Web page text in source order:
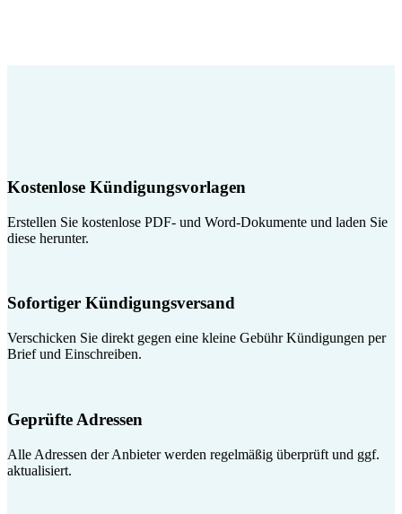
Kostenlose Kündigungsvorlagen
Erstellen Sie kostenlose PDF- und Word-Dokumente und laden Sie
diese herunter.
Sofortiger Kündigungsversand
Verschicken Sie direkt gegen eine kleine Gebühr Kündigungen per
Brief und Einschreiben.
Geprüfte Adressen
Alle Adressen der Anbieter werden regelmäßig überprüft und ggf.
aktualisiert.